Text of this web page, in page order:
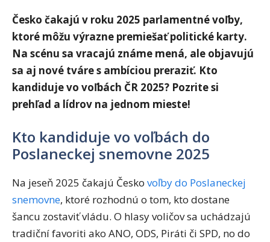
Česko čakajú v roku 2025 parlamentné voľby,
ktoré môžu výrazne premiešať politické karty.
Na scénu sa vracajú známe mená, ale objavujú
sa aj nové tváre s ambíciou preraziť. Kto
kandiduje vo voľbách ČR 2025? Pozrite si
prehľad a lídrov na jednom mieste!
Kto kandiduje vo voľbách do
Poslaneckej snemovne 2025
Na jeseň 2025 čakajú Česko voľby do Poslaneckej
snemovne, ktoré rozhodnú o tom, kto dostane
šancu zostaviť vládu. O hlasy voličov sa uchádzajú
tradiční favoriti ako ANO, ODS, Piráti či SPD, no do